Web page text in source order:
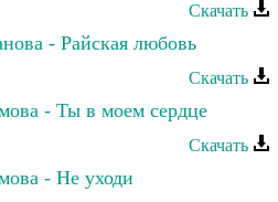
Скачать
- Райская любовь
Скачать
- Ты в моем сердце
Скачать
- Не уходи